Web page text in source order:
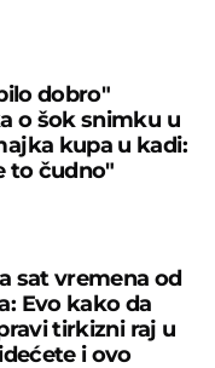
dobro"
o šok snimku u
kupa u kadi:
to čudno"
sat vremena od
Evo kako da
tirkizni raj u
i ovo